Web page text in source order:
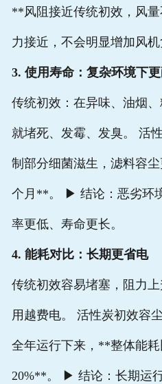
**风阻接近传统初效，风
力接近，不会明显增加风机
3. 使用寿命：复杂环境下更
传统初效：在异味、油烟
就堵死、发霉、发臭。 活
制部分细菌滋生，滤料容
个月**。 ▶ 结论：恶劣环
率更低、寿命更长。
4. 能耗对比：长期更省电
传统初效容易堵塞，阻力
用越费电。 活性炭初效容
全年运行下来，**整体能耗
20%**。 ▶ 结论：长期运行